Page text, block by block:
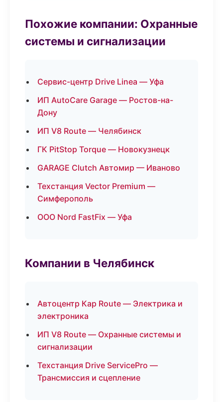
Похожие компании: Охранные
системы и сигнализации
Сервис-центр Drive Linea — Уфа
ИП AutoCare Garage — Ростов-на-
Дону
ИП V8 Route — Челябинск
ГК PitStop Torque — Новокузнецк
GARAGE Clutch Автомир — Иваново
Техстанция Vector Premium —
Симферополь
ООО Nord FastFix — Уфа
Компании в Челябинск
Автоцентр Кар Route — Электрика и
электроника
ИП V8 Route — Охранные системы и
сигнализации
Техстанция Drive ServicePro —
Трансмиссия и сцепление